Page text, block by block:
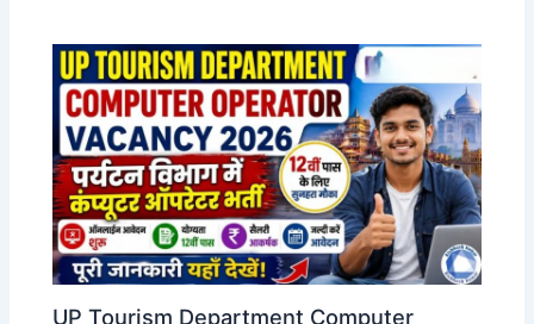
UP Tourism Department Computer